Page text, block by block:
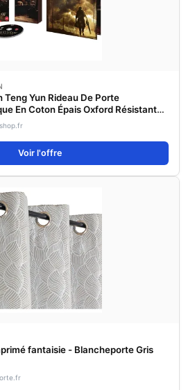
Yun Rideau De Porte
En Coton Épais Oxford Résistant
Avec Isolation Thermique
Voir l'offre
fantaisie - Blancheporte Gris